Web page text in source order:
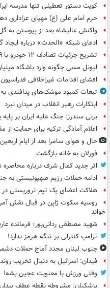
کویت دستور تعطیلی تنها مدرسه
حرم امام علی (ع) مهیای عزاداری
واکنش عالیشاه بعد از پیوستن به
ادعای شبکه «الحدث» درباره ایجاد
تشریح جزئیات تصادف ۱۲ خودرو با ۱۹ مصدوم
لیونل مسی چگونه وارد باشگاه
افشای اقدامات غیراخلاقی
تبعات کمبود موشک‌های پدافندی به
ابتکارات رهبر انقلاب در میدان نبرد
برنی سندرز: جنگ علیه ایران بر
اعلام آمادگی ترکیه برای حمایت از
حال و هوای سامرا بعد از ایام اربعین
فورلان به خانه بازگشت
اثر جدید کمال شرف درباره
ادامه حملات رژیم صهیونیستی به
هلاکت اعضای یک تیم تروریستی
روسیه سکوت ژاپن در قبال نقش
خواند
شهید مصطفی ردانی‌پور؛ فرمانده
ترامپ کنترلی بر تنگه هرمز ندارد!
جنوب لبنان مجدد آماج حملات
فیدان: اسرائیل به دنبال تخریب
وقتی ورزش با معنویت عجین بشه!
پزشکیان: مشروطه نقطه عطف